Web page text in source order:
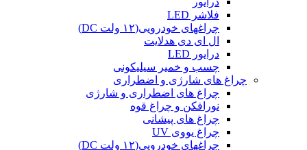
فلاشر LED
چراغهای خودرویی(۱۲ ولت DC)
ال ای دی هدلایت
درایور LED
چسب و خمیر سیلیکونی
چراغ های شارژی و اضطراری
چراغ های اضطراری و شارژی
نورافکن و چراغ قوه
چراغ های پیشانی
چراغ یووی UV
چراغهای خودرویی(۱۲ ولت DC)